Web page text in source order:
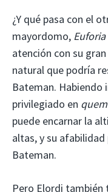
¿Y qué pasa con el
mayordomo, Euforia
atención con su
natural que podría
Bateman. Habiendo
privilegiado en
puede encarnar la
altas, y su
Bateman.
Pero Elordi